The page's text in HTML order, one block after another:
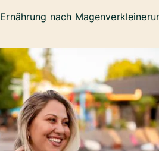
Ernährung nach